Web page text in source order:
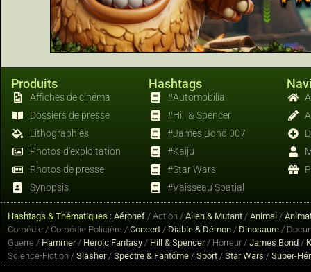
Produits
Affiches de cinéma
Dossiers de presse
Lithographies
Photos d'exploitation
Photos de presse
Synopsis
Hashtags
#Automobilia
#Hill & Spencer
#James Bond 007
#Kaiju
#Star Wars
#Vaisseau Spatial
Hashtags & Thématiques : Aéronef / Action / Alien & Mutant / Animal /
Comédie / Comédie Policière / Concert / Diable & Démon / Dinosaure /
Guerre / Hammer/ Heroic Fantasy / Hill & Spencer/ Horreur / James Bond /
Science-Fiction / Slasher/ Spectre & Fantôme / Sport / Star Wars / Super-